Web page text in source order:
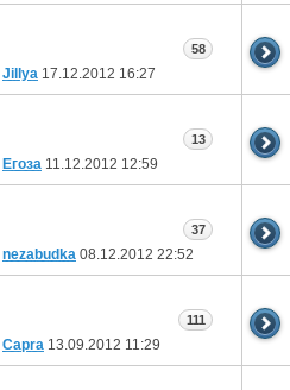
Jillya 17.12.2012 16:27
58
Егоза 11.12.2012 12:59
13
nezabudka 08.12.2012 22:52
37
Capra 13.09.2012 11:29
111